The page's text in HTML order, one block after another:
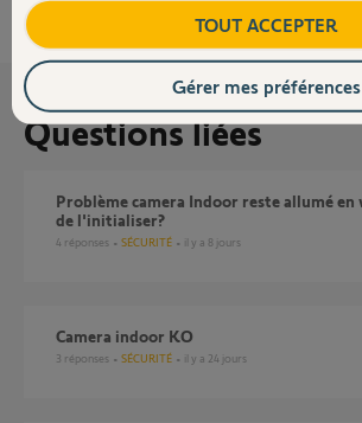
Questions liées
problème camera Indoor reste allumé en vert impossible
de l'initialiser?
4 réponses SÉCURITÉ il y a 8 jours
Camera indoor KO
3 réponses SÉCURITÉ il y a 24 jours
TOUT ACCEPTER
Gérer mes préférences